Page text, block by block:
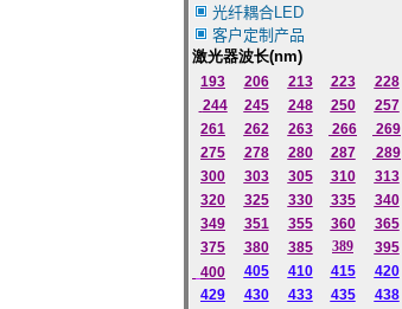
光纤耦合LED
客户定制产品
激光器波长(nm)
193 206 213 223 228
244
245 248 250 257
261
262 263 266 269
275
278 280 287 289
300
303 305 310 313
320
325 330 335 340
349
351 355 360 365
375
380 385 389 395
400
405 410 415 420
429
430 433 435 438